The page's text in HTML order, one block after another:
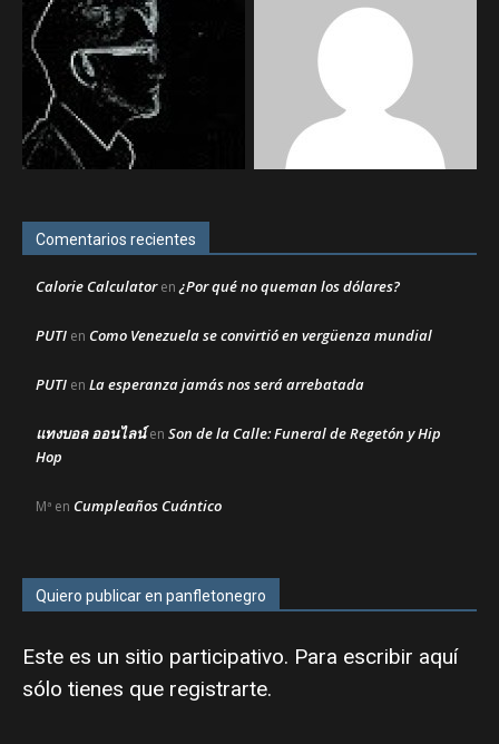
Comentarios recientes
Calorie Calculatoren¿Por qué no queman los dólares?
PUTI en Como Venezuela se convirtió en vergüenza mundial
PUTI en La esperanza jamás nos será arrebatada
แทงบอล ออนไลน์en Son de la Calle: Funeral de Regetón y Hip
Hop
Mª en Cumpleaños Cuántico
Quiero publicar en panfletonegro
Este es un sitio participativo. Para escribir aquí
sólo tienes que registrarte.